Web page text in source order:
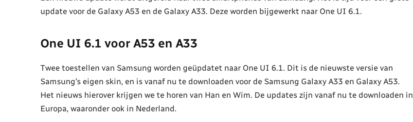
update voor de Galaxy A53 en de Galaxy A33. Deze worden bijgewerkt naar One UI 6.1.
One UI 6.1 voor A53 en A33
Twee toestellen van Samsung worden geüpdatet naar One UI 6.1. Dit is de nieuwste versie van
Samsung’s eigen skin, en is vanaf nu te downloaden voor de Samsung Galaxy A33 en Galaxy A53.
Het nieuws hierover krijgen we te horen van Han en Wim. De updates zijn vanaf nu te downloaden in
Europa, waaronder ook in Nederland.